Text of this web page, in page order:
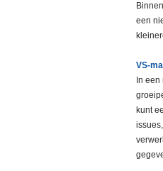
een
VS-
In
kunt